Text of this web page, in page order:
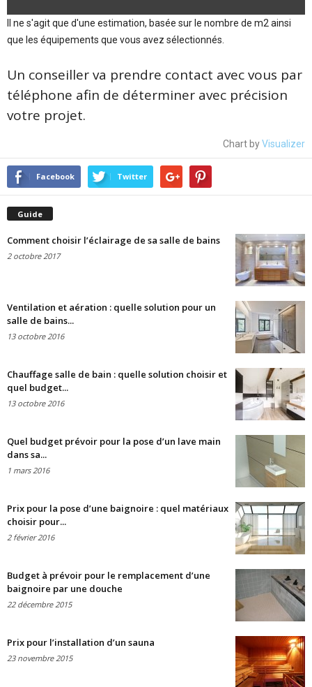
Il ne s'agit que d'une estimation, basée sur le nombre de m2 ainsi
que les équipements que vous avez sélectionnés.
Un conseiller va prendre contact avec vous par
téléphone afin de déterminer avec précision
votre projet.
Chart byVisualizer
Facebook Twitter
Guide
Comment choisir l’éclairage de sa salle de bains
2 octobre 2017
Ventilation et aération : quelle solution pour un
salle de bains...
13 octobre 2016
Chauffage salle de bain : quelle solution choisir et
quel budget...
13 octobre 2016
Quel budget prévoir pour la pose d’un lave main
dans sa...
1 mars 2016
Prix pour la pose d’une baignoire : quel matériaux
choisir pour...
2 février 2016
Budget à prévoir pour le remplacement d’une
baignoire par une douche
22 décembre 2015
Prix pour l’installation d’un sauna
23 novembre 2015